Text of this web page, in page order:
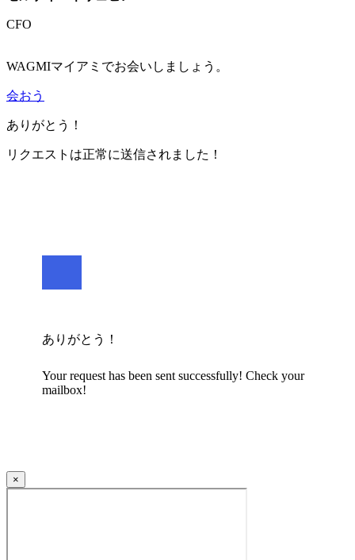
CFO
WAGMIマイアミでお会いしましょう。
会おう
ありがとう！
リクエストは正常に送信されました！
ありがとう！
Your request has been sent successfully! Check your
mailbox!
×